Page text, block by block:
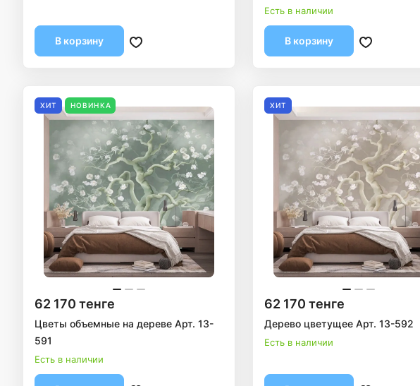
В корзину
Есть в наличии
В корзину
ХИТ НОВИНКА
62 170 тенге
Цветы объемные на дереве Арт. 13-
591
Есть в наличии
ХИТ
62 170 тенге
Дерево цветущее Арт. 13-592
Есть в наличии